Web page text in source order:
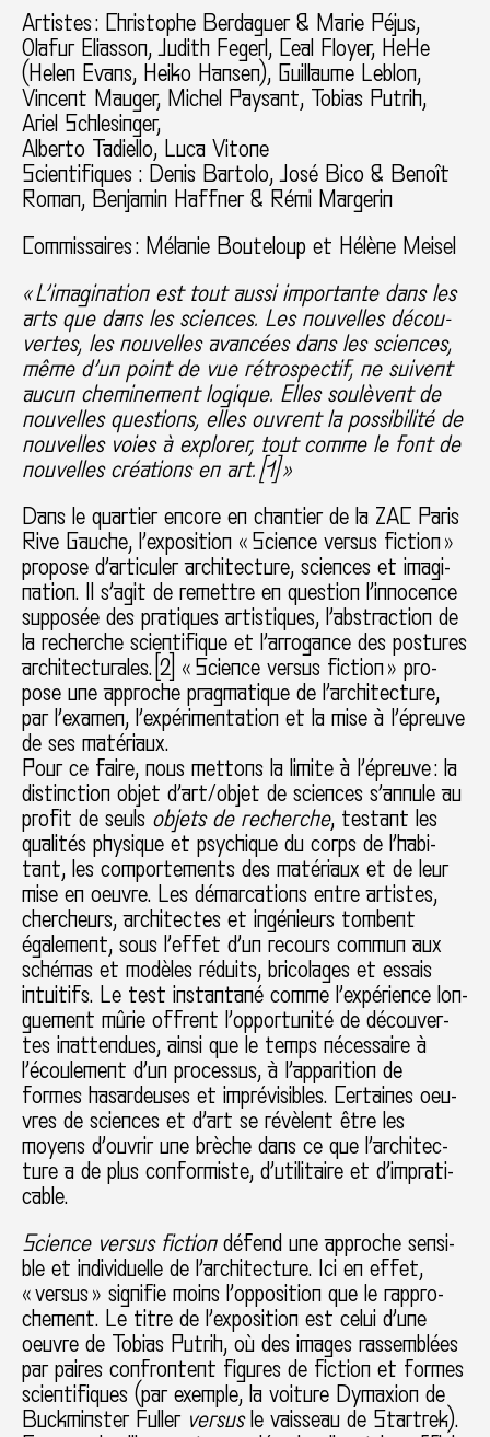
Artistes : Christophe Berdaguer & Marie Péjus,
Olafur Eliasson, Judith Fegerl, Ceal Floyer, HeHe
(Helen Evans, Heiko Hansen), Guillaume Leblon,
Vincent Mauger, Michel Paysant, Tobias Putrih,
Ariel Schlesinger,
Alberto Tadiello, Luca Vitone
Scientifiques : Denis Bartolo, José Bico & Benoît
Roman, Benjamin Haffner & Rémi Margerin
Commissaires : Mélanie Bouteloup et Hélène Meisel
« L’ima­gi­na­tion est tout aussi impor­tante dans les
arts que dans les scien­ces. Les nou­vel­les décou­
ver­tes, les nou­vel­les avan­cées dans les scien­ces,
même d’un point de vue rétros­pec­tif, ne sui­vent
aucun che­mi­ne­ment logi­que. Elles sou­lè­vent de
nou­vel­les ques­tions, elles ouvrent la pos­si­bi­lité de
nou­vel­les voies à explo­rer, tout comme le font de
nou­vel­les créa­tions en art. [1] »
Dans le quar­tier encore en chan­tier de la ZAC Paris
Rive Gauche, l’expo­si­tion « Science versus fic­tion »
pro­pose d’arti­cu­ler archi­tec­ture, scien­ces et ima­gi­
na­tion. Il s’agit de remet­tre en ques­tion l’inno­cence
sup­po­sée des pra­ti­ques artis­ti­ques, l’abs­trac­tion de
la recher­che scien­ti­fi­que et l’arro­gance des pos­tu­res
archi­tec­tu­ra­les. [ 2 ] « Science versus fic­tion » pro­
pose une appro­che prag­ma­ti­que de l’archi­tec­ture,
par l’examen, l’expé­ri­men­ta­tion et la mise à l’épreuve
de ses maté­riaux.
Pour ce faire, nous met­tons la limite à l’épreuve : la
dis­tinc­tion objet d’art/objet de scien­ces s’annule au
profit de seuls objets de recher­che, tes­tant les
qua­li­tés phy­si­que et psy­chi­que du corps de l’habi­
tant, les com­por­te­ments des maté­riaux et de leur
mise en oeuvre. Les démar­ca­tions entre artis­tes,
cher­cheurs, archi­tec­tes et ingé­nieurs tom­bent
également, sous l’effet d’un recours commun aux
sché­mas et modè­les réduits, bri­co­la­ges et essais
intui­tifs. Le test ins­tan­tané comme l’expé­rience lon­
gue­ment mûrie offrent l’oppor­tu­nité de décou­ver­
tes inat­ten­dues, ainsi que le temps néces­saire à
l’écoulement d’un pro­ces­sus, à l’appa­ri­tion de
formes hasar­deu­ses et impré­vi­si­bles. Certaines oeu­
vres de scien­ces et d’art se révè­lent être les
moyens d’ouvrir une brèche dans ce que l’archi­tec­
ture a de plus confor­miste, d’uti­li­taire et d’impra­ti­
ca­ble.
Science versus fic­tiondéfend une appro­che sen­si­
ble et indi­vi­duelle de l’archi­tec­ture. Ici en effet,
« versus » signi­fie moins l’oppo­si­tion que le rap­pro­
che­ment. Le titre de l’expo­si­tion est celui d’une
oeuvre de Tobias Putrih, où des images ras­sem­blées
par paires confron­tent figu­res de fic­tion et formes
scien­ti­fi­ques (par exem­ple, la voi­ture Dymaxion de
Buckminster Fuller versusle vais­seau de Startrek).